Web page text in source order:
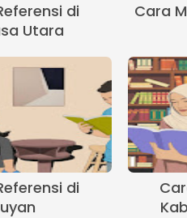
di
Utara
Cara
di